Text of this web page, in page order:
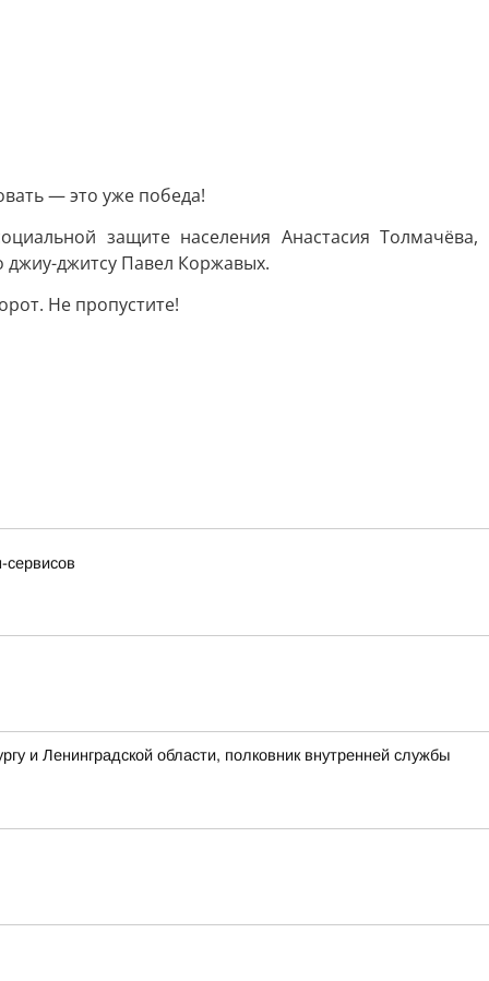
— это уже победа!
защите населения Анастасия Толмачёва,
джиу-джитсу Павел Коржавых.
Не пропустите!
сервисов
и Ленинградской области, полковник внутренней службы